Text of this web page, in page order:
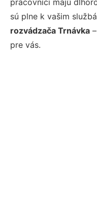
sú plne k vašim
rozvádzača Trnávka
pre vás.